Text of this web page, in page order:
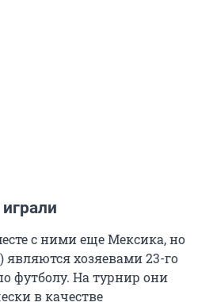
с ними еще Мексика, но
являются хозяевами 23-го
футболу. На турнир они
в качестве